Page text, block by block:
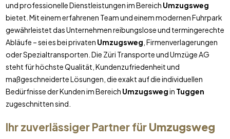
und professionelle Dienstleistungen im Bereich Umzugsweg
bietet. Mit einem erfahrenen Team und einem modernen Fuhrpark
gewährleistet das Unternehmen reibungslose und termingerechte
Abläufe – sei es bei privaten Umzugsweg , Firmenverlagerungen
oder Spezialtransporten. Die Züri Transporte und Umzüge AG
steht für höchste Qualität, Kundenzufriedenheit und
maßgeschneiderte Lösungen, die exakt auf die individuellen
Bedürfnisse der Kunden im Bereich Umzugswegin Tuggen
zugeschnitten sind.
Ihr zuverlässiger Partner fürUmzugsweg